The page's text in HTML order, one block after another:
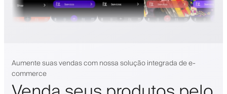
Aumente suas vendas com nossa solução integrada de e-
commerce